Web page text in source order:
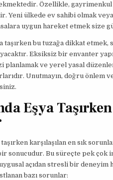
Özellikle,
Yeni ülkede ev sahibi olmak
uygun hareket etmek size
taşırken bu tuzağa dikkat etmek,
Eksiksiz bir envanter
planlamak ve yerel yasal
Unutmayın, doğru önlem
Eşya
taşırken karşılaşılan en sık
bir sonucudur. Bu süreçte pek
açıdan stresli bir deneyim
bazı sorunlar: